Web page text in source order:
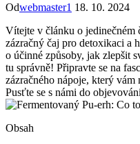
Odwebmaster1 18. 10. 2024
Vítejte v článku o jedinečném
zázračný čaj pro detoxikaci a
o účinné způsoby, jak zlepšit
tu správně! Připravte se na
zázračného nápoje, který vám
Pusťte se s námi do
Obsah